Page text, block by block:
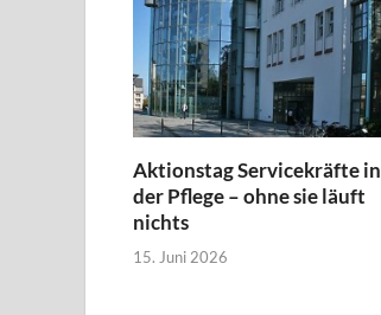
Aktionstag Servicekräfte in
der Pflege – ohne sie läuft
nichts
15. Juni 2026